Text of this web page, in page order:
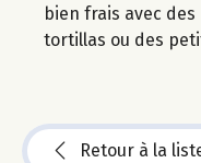
bien frais avec
tortillas ou des
Retour à la